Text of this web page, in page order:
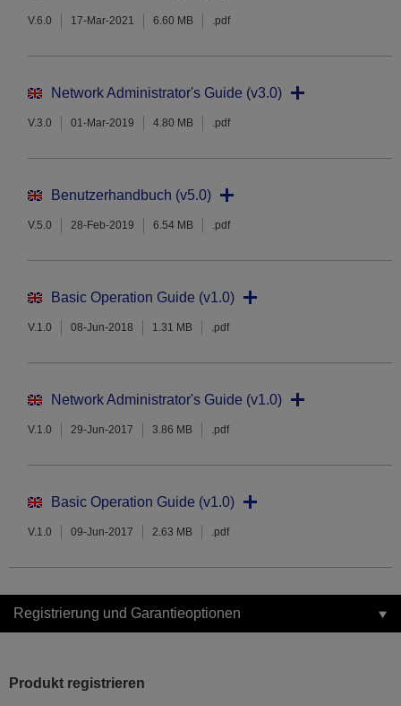
V.6.0 17-Mar-2021 6.60 MB .pdf
Network Administrator's Guide (v3.0)
V.3.0 01-Mar-2019 4.80 MB .pdf
Benutzerhandbuch (v5.0)
V.5.0 28-Feb-2019 6.54 MB .pdf
Basic Operation Guide (v1.0)
V.1.0 08-Jun-2018 1.31 MB .pdf
Network Administrator's Guide (v1.0)
V.1.0 29-Jun-2017 3.86 MB .pdf
Basic Operation Guide (v1.0)
V.1.0 09-Jun-2017 2.63 MB .pdf
Registrierung und Garantieoptionen
Produkt registrieren